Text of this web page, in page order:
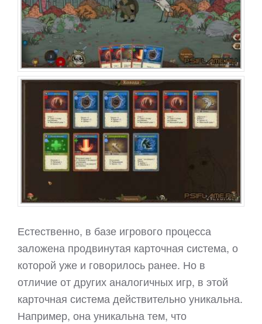
Естественно, в базе игрового процесса
заложена продвинутая карточная система, о
которой уже и говорилось ранее. Но в
отличие от других аналогичных игр, в этой
карточная система действительно уникальна.
Например, она уникальна тем, что